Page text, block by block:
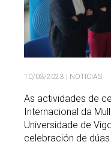
10/03/2023 | NOTICIAS
As actividades de
Internacional da
Universidade de
celebración de